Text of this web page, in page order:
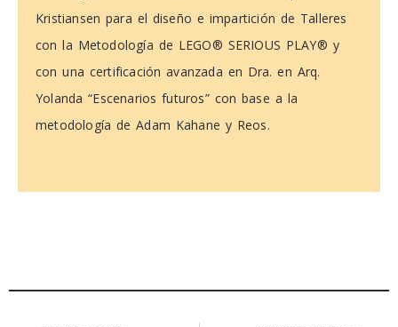
Kristiansen para el diseño e impartición de Talleres
con la Metodología de LEGO® SERIOUS PLAY® y
con una certificación avanzada en Dra. en Arq.
Yolanda “Escenarios futuros” con base a la
metodología de Adam Kahane y Reos.